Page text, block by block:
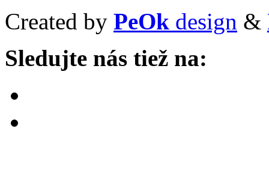
Created by PeOk design &
Sledujte nás tiež na: